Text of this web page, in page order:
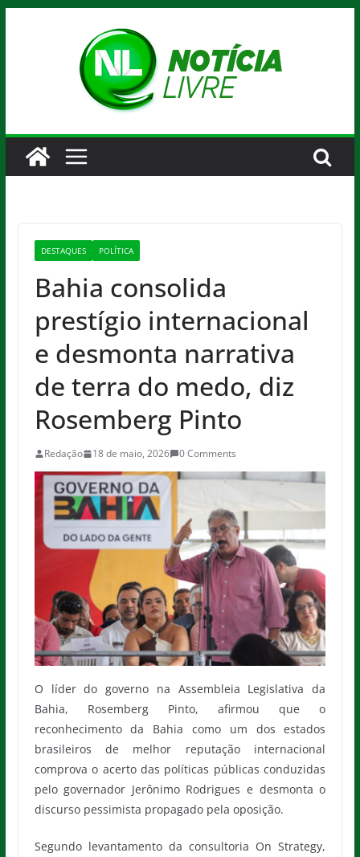
DESTAQUES POLÍTICA
Bahia consolida
prestígio internacional
e desmonta narrativa
de terra do medo, diz
Rosemberg Pinto
Redação 18 de maio, 2026 0 Comments
O líder do governo na Assembleia Legislativa da
Bahia, Rosemberg Pinto, afirmou que o
reconhecimento da Bahia como um dos estados
brasileiros de melhor reputação internacional
comprova o acerto das políticas públicas conduzidas
pelo governador Jerônimo Rodrigues e desmonta o
discurso pessimista propagado pela oposição.
Segundo levantamento da consultoria On Strategy,